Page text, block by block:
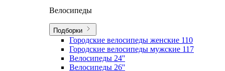
Велосипеды
Подборки
Городские велосипеды женские 110
Городские велосипеды мужские 117
Велосипеды 24''
Велосипеды 26''